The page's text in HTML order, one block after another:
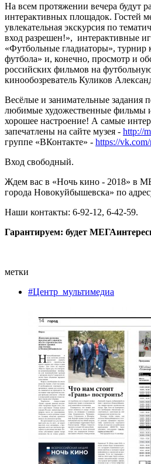
На всем протяжении вечера будут
интерактивных площадок. Гостей
увлекательная экскурсия по
вход разрешен!», интерактивные
«Футбольные гладиаторы», турнир
футбола» и, конечно, просмотр и
российских фильмов на
кинообозреватель Куликов
Весёлые и занимательные задания
любимые художественные фильмы
хорошее настроение! А самые
запечатлены на сайте музея - http://
группе «ВКонтакте» - https://
Вход свободный.
Ждем вас в «Ночь кино - 2018» в
города Новокуйбышевска» по
Наши контакты: 6-92-12, 6-42-59.
Гарантируем: будет
метки
#Центр_мультимедиа